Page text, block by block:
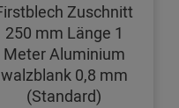
Zuschnitt
250 mm Länge 1
Meter Aluminium
walzblank 0,8 mm
(Standard)